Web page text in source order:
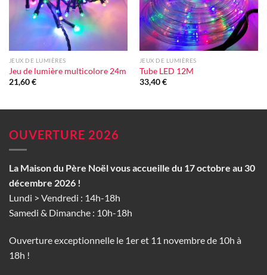
JEUX DE LUMIÈRES
Jeu de lumière multicolore 24m
21,60€
JEUX DE LUMIÈRES
Tube LED 12M
33,40€
OUVERTURE 2026
La Maison du Père Noël vous accueille du 17 octobre au 30
décembre 2026 !
Lundi > Vendredi : 14h-18h
Samedi & Dimanche : 10h-18h
Ouverture exceptionnelle le 1er et 11 novembre de 10h à
18h !